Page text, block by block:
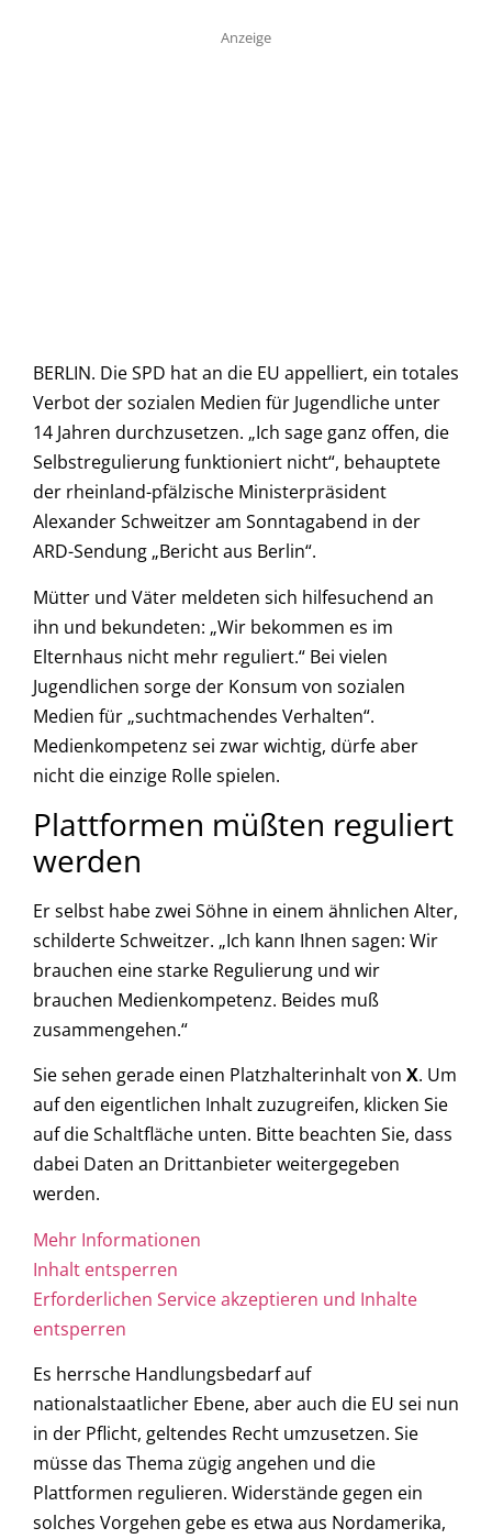
Anzeige
BERLIN. Die SPD hat an die EU appelliert, ein totales
Verbot der sozialen Medien für Jugendliche unter
14 Jahren durchzusetzen. „Ich sage ganz offen, die
Selbstregulierung funktioniert nicht“, behauptete
der rheinland-pfälzische Ministerpräsident
Alexander Schweitzer am Sonntagabend in der
ARD-Sendung „Bericht aus Berlin“.
Mütter und Väter meldeten sich hilfesuchend an
ihn und bekundeten: „Wir bekommen es im
Elternhaus nicht mehr reguliert.“ Bei vielen
Jugendlichen sorge der Konsum von sozialen
Medien für „suchtmachendes Verhalten“.
Medienkompetenz sei zwar wichtig, dürfe aber
nicht die einzige Rolle spielen.
Plattformen müßten reguliert
werden
Er selbst habe zwei Söhne in einem ähnlichen Alter,
schilderte Schweitzer. „Ich kann Ihnen sagen: Wir
brauchen eine starke Regulierung und wir
brauchen Medienkompetenz. Beides muß
zusammengehen.“
Sie sehen gerade einen Platzhalterinhalt von X. Um
auf den eigentlichen Inhalt zuzugreifen, klicken Sie
auf die Schaltfläche unten. Bitte beachten Sie, dass
dabei Daten an Drittanbieter weitergegeben
werden.
Mehr Informationen
Inhalt entsperren
Erforderlichen Service akzeptieren und Inhalte
entsperren
Es herrsche Handlungsbedarf auf
nationalstaatlicher Ebene, aber auch die EU sei nun
in der Pflicht, geltendes Recht umzusetzen. Sie
müsse das Thema zügig angehen und die
Plattformen regulieren. Widerstände gegen ein
solches Vorgehen gebe es etwa aus Nordamerika,